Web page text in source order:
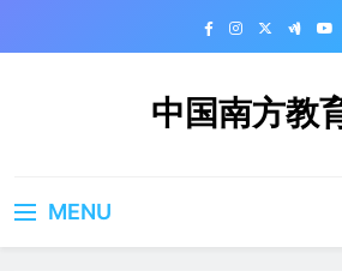
中国南方教
MENU